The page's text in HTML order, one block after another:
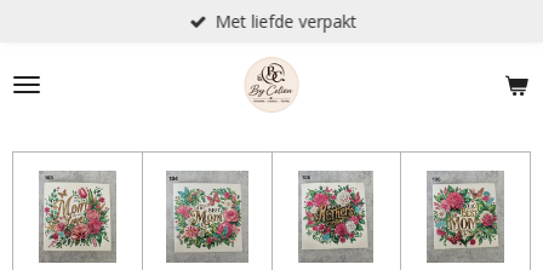
naar
de
Met liefde verpakt